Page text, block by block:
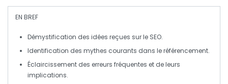
EN BREF
Démystification des idées reçues sur le SEO.
Identification des mythes courants dans le référencement.
Éclaircissement des erreurs fréquentes et de leurs
implications.